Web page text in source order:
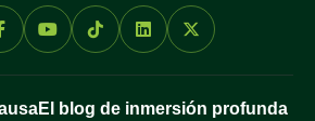
El blog de inmersión profunda